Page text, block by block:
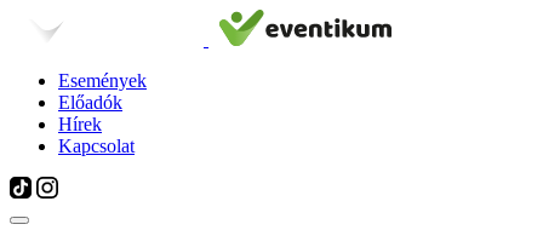
Események
Előadók
Hírek
Kapcsolat